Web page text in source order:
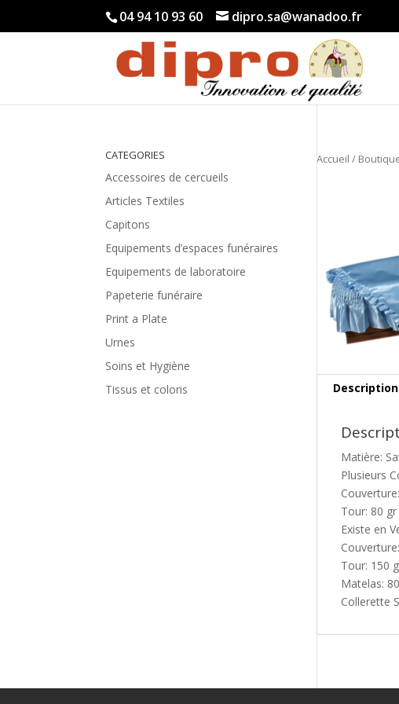
04 94 10 93 60 dipro.sa@wanadoo.fr
Accueil /
Description
Matière:
Plusieurs
Tour: 80 gr
Existe en
Tour: 150
Matelas:
Collerette
CATEGORIES
Accessoires de cercueils
Articles Textiles
Capitons
Equipements d’espaces funéraires
Equipements de laboratoire
Papeterie funéraire
Print a Plate
Urnes
Soins et Hygiène
Tissus et coloris